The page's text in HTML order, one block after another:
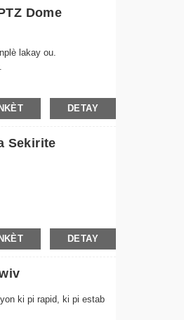
Dome
lakay ou.
DETAY
Sekirite
DETAY
ki pi rapid, ki pi estab